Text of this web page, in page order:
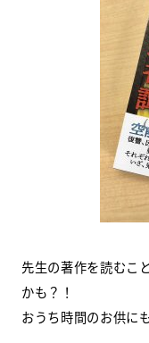
スクールマ
コンセプト
受講の流れ
資料請
先生の著作を読むこ
かも？！
おうち時間のお供に